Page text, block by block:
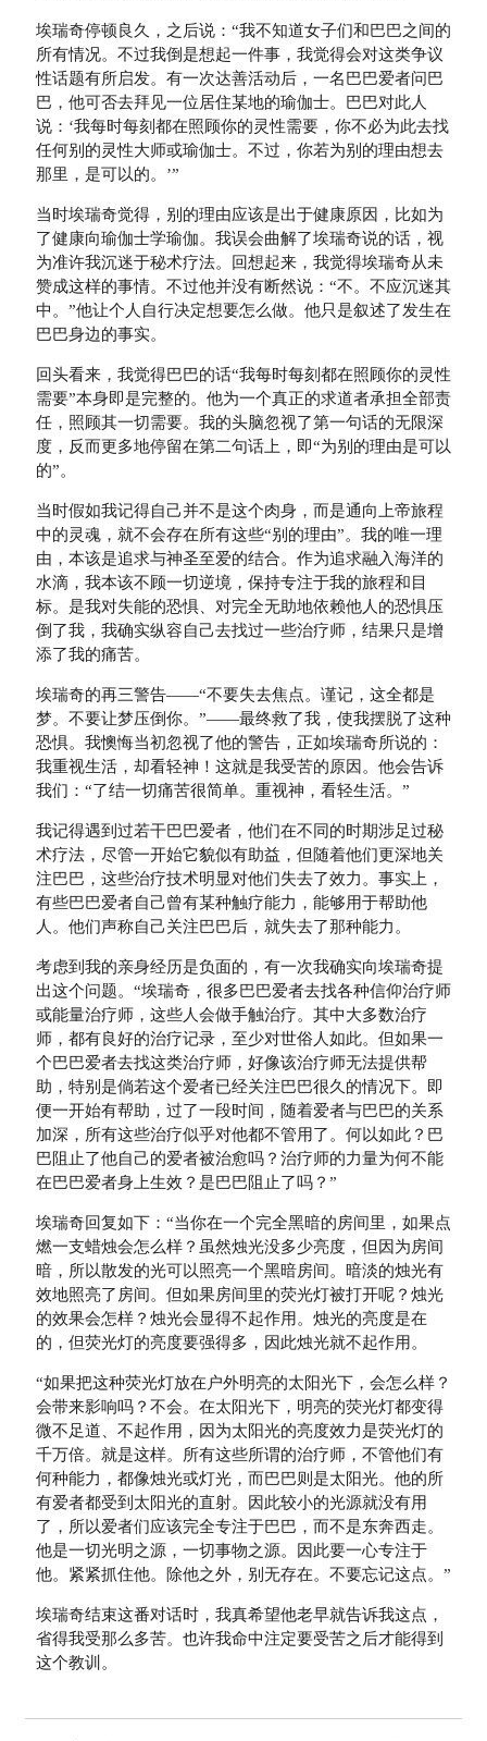
埃瑞奇停顿良久，之后说：“我不知道女子们和巴巴之间的
所有情况。不过我倒是想起一件事，我觉得会对这类争议
性话题有所启发。有一次达善活动后，一名巴巴爱者问巴
巴，他可否去拜见一位居住某地的瑜伽士。巴巴对此人
说：‘我每时每刻都在照顾你的灵性需要，你不必为此去找
任何别的灵性大师或瑜伽士。不过，你若为别的理由想去
那里，是可以的。’”
当时埃瑞奇觉得，别的理由应该是出于健康原因，比如为
了健康向瑜伽士学瑜伽。我误会曲解了埃瑞奇说的话，视
为准许我沉迷于秘术疗法。回想起来，我觉得埃瑞奇从未
赞成这样的事情。不过他并没有断然说：“不。不应沉迷其
中。”他让个人自行决定想要怎么做。他只是叙述了发生在
巴巴身边的事实。
回头看来，我觉得巴巴的话“我每时每刻都在照顾你的灵性
需要”本身即是完整的。他为一个真正的求道者承担全部责
任，照顾其一切需要。我的头脑忽视了第一句话的无限深
度，反而更多地停留在第二句话上，即“为别的理由是可以
的”。
当时假如我记得自己并不是这个肉身，而是通向上帝旅程
中的灵魂，就不会存在所有这些“别的理由”。我的唯一理
由，本该是追求与神圣至爱的结合。作为追求融入海洋的
水滴，我本该不顾一切逆境，保持专注于我的旅程和目
标。是我对失能的恐惧、对完全无助地依赖他人的恐惧压
倒了我，我确实纵容自己去找过一些治疗师，结果只是增
添了我的痛苦。
埃瑞奇的再三警告——“不要失去焦点。谨记，这全都是
梦。不要让梦压倒你。”——最终救了我，使我摆脱了这种
恐惧。我懊悔当初忽视了他的警告，正如埃瑞奇所说的：
我重视生活，却看轻神！这就是我受苦的原因。他会告诉
我们：“了结一切痛苦很简单。重视神，看轻生活。”
我记得遇到过若干巴巴爱者，他们在不同的时期涉足过秘
术疗法，尽管一开始它貌似有助益，但随着他们更深地关
注巴巴，这些治疗技术明显对他们失去了效力。事实上，
有些巴巴爱者自己曾有某种触疗能力，能够用于帮助他
人。他们声称自己关注巴巴后，就失去了那种能力。
考虑到我的亲身经历是负面的，有一次我确实向埃瑞奇提
出这个问题。“埃瑞奇，很多巴巴爱者去找各种信仰治疗师
或能量治疗师，这些人会做手触治疗。其中大多数治疗
师，都有良好的治疗记录，至少对世俗人如此。但如果一
个巴巴爱者去找这类治疗师，好像该治疗师无法提供帮
助，特别是倘若这个爱者已经关注巴巴很久的情况下。即
便一开始有帮助，过了一段时间，随着爱者与巴巴的关系
加深，所有这些治疗似乎对他都不管用了。何以如此？巴
巴阻止了他自己的爱者被治愈吗？治疗师的力量为何不能
在巴巴爱者身上生效？是巴巴阻止了吗？”
埃瑞奇回复如下：“当你在一个完全黑暗的房间里，如果点
燃一支蜡烛会怎么样？虽然烛光没多少亮度，但因为房间
暗，所以散发的光可以照亮一个黑暗房间。暗淡的烛光有
效地照亮了房间。但如果房间里的荧光灯被打开呢？烛光
的效果会怎样？烛光会显得不起作用。烛光的亮度是在
的，但荧光灯的亮度要强得多，因此烛光就不起作用。
“如果把这种荧光灯放在户外明亮的太阳光下，会怎么样？
会带来影响吗？不会。在太阳光下，明亮的荧光灯都变得
微不足道、不起作用，因为太阳光的亮度效力是荧光灯的
千万倍。就是这样。所有这些所谓的治疗师，不管他们有
何种能力，都像烛光或灯光，而巴巴则是太阳光。他的所
有爱者都受到太阳光的直射。因此较小的光源就没有用
了，所以爱者们应该完全专注于巴巴，而不是东奔西走。
他是一切光明之源，一切事物之源。因此要一心专注于
他。紧紧抓住他。除他之外，别无存在。不要忘记这点。”
埃瑞奇结束这番对话时，我真希望他老早就告诉我这点，
省得我受那么多苦。也许我命中注定要受苦之后才能得到
这个教训。